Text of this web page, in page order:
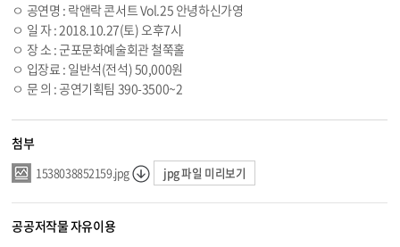
ㅇ 공연명 : 락앤락 콘서트Vol.25 안녕하신가영
ㅇ 일 자 :2018.10.27(토) 오후7시
ㅇ 장 소 : 군포문화예술회관 철쭉홀
ㅇ 입장료 : 일반석(전석) 50,000원
ㅇ 문 의 : 공연기획팀 390-3500~2
첨부
1538038852159.jpg jpg 파일 미리보기
공공저작물 자유이용